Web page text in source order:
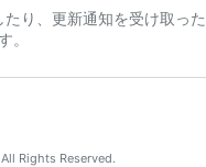
り、更新通知を受け取っ
。
Rights Reserved.